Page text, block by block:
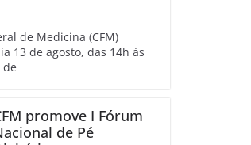
de Medicina (CFM)
13 de agosto, das 14h às
de
promove I Fórum
de Pé